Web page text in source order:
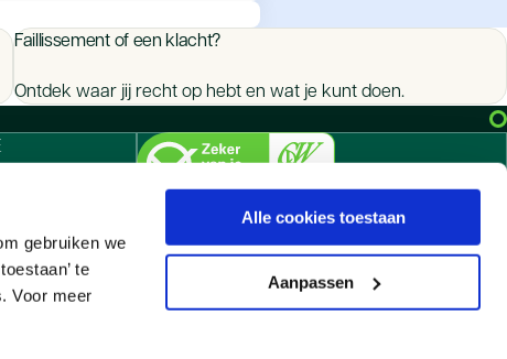
gebruiken we
te
Voor meer
Alle cookies toestaan
Aanpassen
gaan niet
de lusten, niet de lasten’.
je de oude eigenaar nog
je de oude eigenaar
kun je het beste
of leverancier wenden.
op het product is gegeven,
Bekijk de
Faillissement of een klacht?
Ontdek waar jij recht op hebt en wat je kunt doen.
erkend